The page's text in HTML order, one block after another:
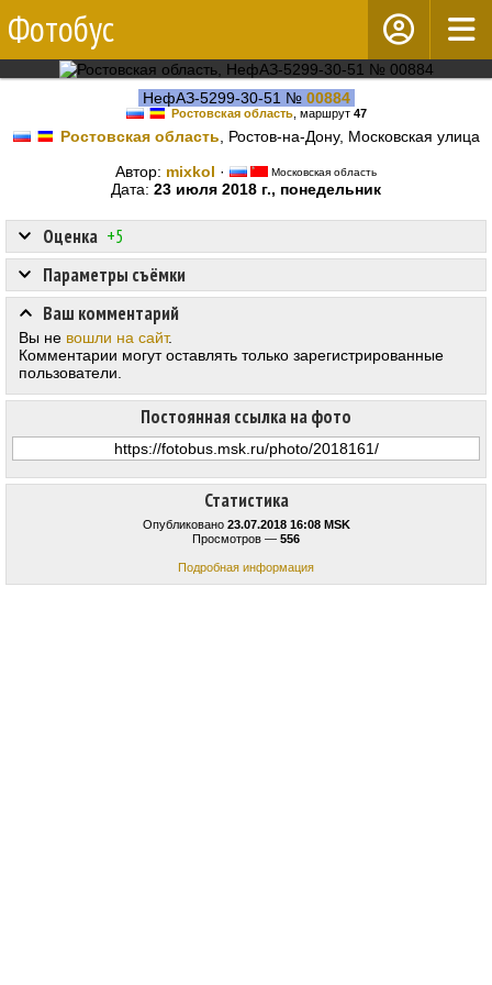
Фотобус
НефАЗ-5299-30-51 № 00884
Ростовская область, маршрут 47
Ростовская область , Ростов-на-Дону, Московская улица
Автор: mixkol · Московская область
Дата: 23 июля 2018 г., понедельник
Статистика
Опубликовано 23.07.2018 16:08 MSK
Просмотров — 556
Подробная информация
Оценка +5
Постоянная ссылка на фото
Параметры съёмки
Ваш комментарий
Вы не вошли на сайт.
Комментарии могут оставлять только зарегистрированные
пользователи.